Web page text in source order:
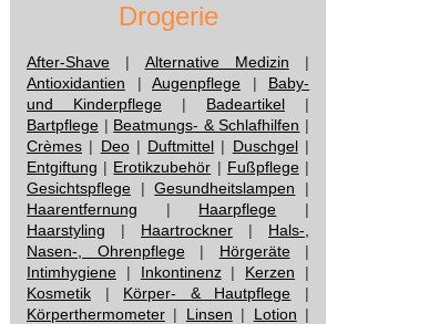
Drogerie
After-Shave | Alternative Medizin |
Antioxidantien | Augenpflege | Baby-
und Kinderpflege | Badeartikel |
Bartpflege | Beatmungs- & Schlafhilfen |
Crèmes | Deo| Duftmittel | Duschgel|
Entgiftung | Erotikzubehör | Fußpflege|
Gesichtspflege |Gesundheitslampen |
Haarentfernung | Haarpflege |
Haarstyling | Haartrockner | Hals-,
Nasen-, Ohrenpflege| Hörgeräte|
Intimhygiene | Inkontinenz| Kerzen |
Kosmetik | Körper- & Hautpflege |
Körperthermometer | Linsen | Lotion |